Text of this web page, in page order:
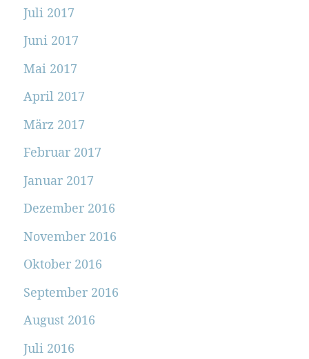
Juli 2017
Juni 2017
Mai 2017
April 2017
März 2017
Februar 2017
Januar 2017
Dezember 2016
November 2016
Oktober 2016
September 2016
August 2016
Juli 2016